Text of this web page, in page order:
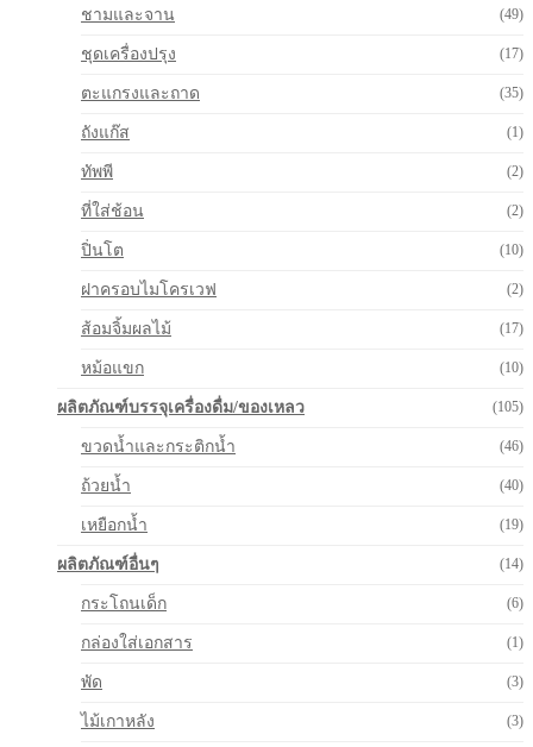
ชามและจาน (49)
ชุดเครื่องปรุง (17)
ตะแกรงและถาด (35)
ถังแก๊ส (1)
ทัพพี (2)
ที่ใส่ช้อน (2)
ปิ่นโต (10)
ฝาครอบไมโครเวฟ (2)
ส้อมจิ้มผลไม้ (17)
หม้อแขก (10)
ผลิตภัณฑ์บรรจุเครื่องดื่ม/ของเหลว (105)
ขวดน้ำและกระติกน้ำ (46)
ถ้วยน้ำ (40)
เหยือกน้ำ (19)
ผลิตภัณฑ์อื่นๆ (14)
กระโถนเด็ก (6)
กล่องใส่เอกสาร (1)
พัด (3)
ไม้เกาหลัง (3)